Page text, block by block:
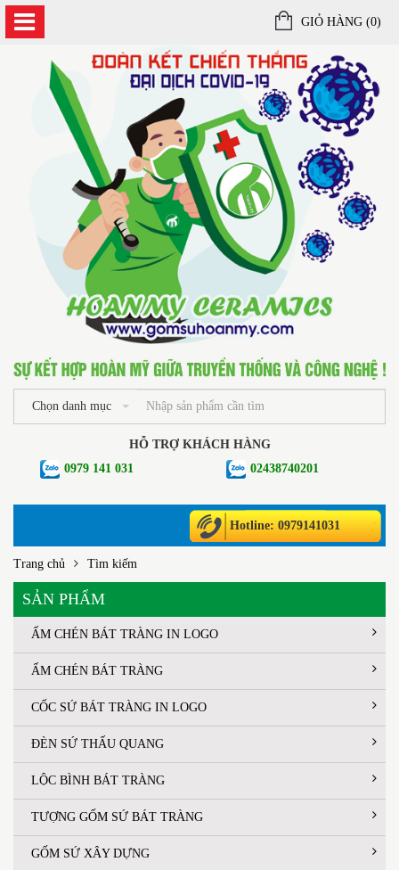
GIỎ HÀNG (0)
Chọn danh mục
HỖ TRỢ KHÁCH HÀNG
0979 141 031
02438740201
Hotline: 0979141031
Trang chủ Tìm kiếm
SẢN PHẨM
ẤM CHÉN BÁT TRÀNG IN LOGO
ẤM CHÉN BÁT TRÀNG
CỐC SỨ BÁT TRÀNG IN LOGO
ĐÈN SỨ THẤU QUANG
LỘC BÌNH BÁT TRÀNG
TƯỢNG GỐM SỨ BÁT TRÀNG
GỐM SỨ XÂY DỰNG